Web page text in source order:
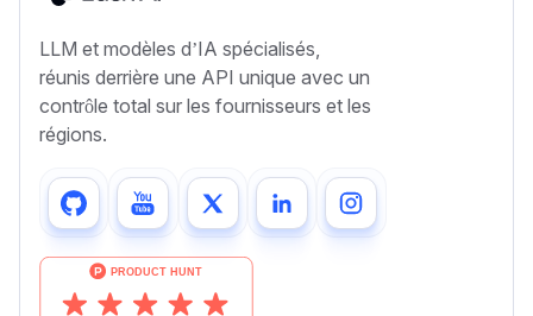
LLM et modèles d’IA spécialisés,
réunis derrière une API unique avec un
contrôle total sur les fournisseurs et les
régions.